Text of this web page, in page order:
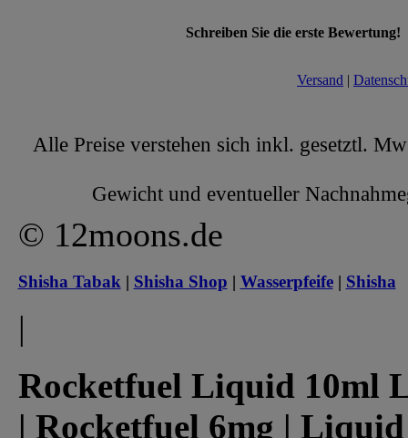
Schreiben Sie die erste Bewertung!
Versand |
Alle Preise verstehen sich inkl. gesetztl.
Gewicht und eventueller
© 12moons.de
Shisha Tabak | Shisha Shop | Wasserpfeife| Shisha
|
Rocketfuel Liquid 10ml
| Rocketfuel 6mg |